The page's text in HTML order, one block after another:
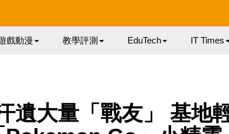
戲動漫 教學評測 EduTech IT Times
遺大量「戰友」 基地